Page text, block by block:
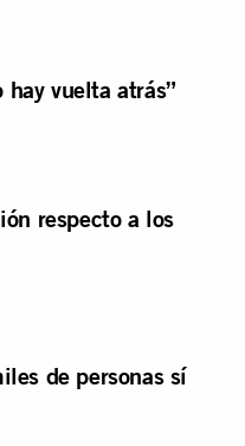
hay vuelta atrás”
respecto a los
de personas sí